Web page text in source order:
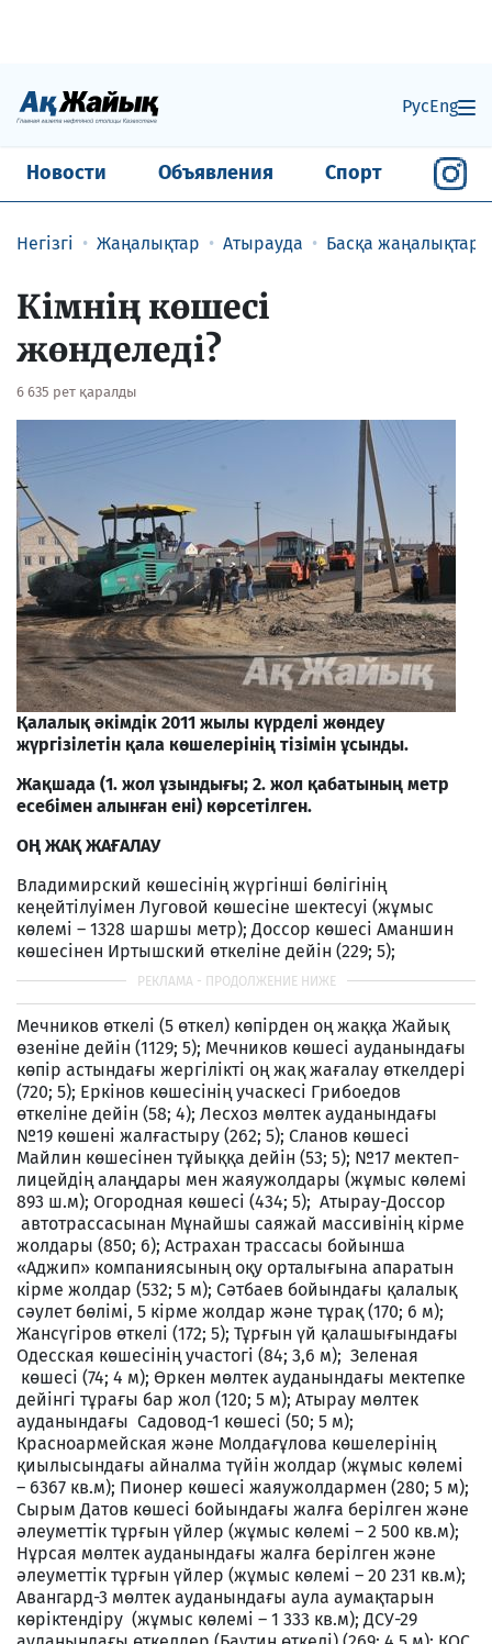
РусEng
Новости Объявления Спорт
Негізгі Жаңалықтар Атырауда Басқа жаңалықтар
Кімнің көшесі
жөнделеді?
6 635 рет қаралды
Қалалық әкімдік 2011 жылы күрделі жөндеу
жүргізілетін қала көшелерінің тізімін ұсынды.
Жақшада (1. жол ұзындығы; 2. жол қабатының метр
есебімен алынған ені) көрсетілген.
ОҢ ЖАҚ ЖАҒАЛАУ
Владимирский көшесінің жүргінші бөлігінің
кеңейтілуімен Луговой көшесіне шектесуі (жұмыс
көлемі – 1328 шаршы метр); Доссор көшесі Аманшин
көшесінен Иртышский өткеліне дейін (229; 5);
Мечников өткелі (5 өткел) көпірден оң жаққа Жайық
өзеніне дейін (1129; 5); Мечников көшесі ауданындағы
көпір астындағы жергілікті оң жақ жағалау өткелдері
(720; 5); Еркінов көшесінің учаскесі Грибоедов
өткеліне дейін (58; 4); Лесхоз мөлтек ауданындағы
№19 көшені жалғастыру (262; 5); Сланов көшесі
Майлин көшесінен тұйыққа дейін (53; 5); №17 мектеп-
лицейдің алаңдары мен жаяужолдары (жұмыс көлемі
893 ш.м); Огородная көшесі (434; 5); Атырау-Доссор
автотрассасынан Мұнайшы саяжай массивінің кірме
жолдары (850; 6); Астрахан трассасы бойынша
«Аджип» компаниясының оқу орталығына апаратын
кірме жолдар (532; 5 м); Сәтбаев бойындағы қалалық
сәулет бөлімі, 5 кірме жолдар және тұрақ (170; 6 м);
Жансүгіров өткелі (172; 5); Тұрғын үй қалашығындағы
Одесская көшесінің участогі (84; 3,6 м); Зеленая
көшесі (74; 4 м); Өркен мөлтек ауданындағы мектепке
дейінгі тұрағы бар жол (120; 5 м); Атырау мөлтек
ауданындағы Садовод-1 көшесі (50; 5 м);
Красноармейская және Молдағұлова көшелерінің
қиылысындағы айналма түйін жолдар (жұмыс көлемі
– 6367 кв.м); Пионер көшесі жаяужолдармен (280; 5 м);
Сырым Датов көшесі бойындағы жалға берілген және
әлеуметтік тұрғын үйлер (жұмыс көлемі – 2 500 кв.м);
Нұрсая мөлтек ауданындағы жалға берілген және
әлеуметтік тұрғын үйлер (жұмыс көлемі – 20 231 кв.м);
Авангард-3 мөлтек ауданындағы аула аумақтарын
көріктендіру (жұмыс көлемі – 1 333 кв.м); ДСУ-29